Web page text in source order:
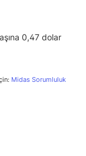
0,47 dolar
Midas Sorumluluk